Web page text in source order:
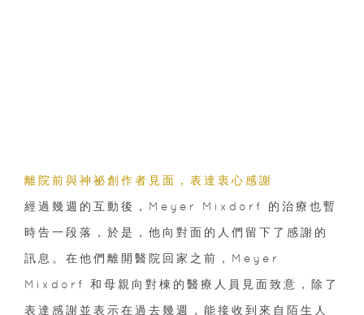
離院前與神祕創作者見面，表達衷心感謝
經過幾週的互動後，Meyer Mixdorf 的治療也暫
時告一段落，於是，他向對面的人們留下了感謝的
訊息。在他們離開醫院回家之前，Meyer
Mixdorf 和母親向對棟的醫療人員見面致意，除了
表達感謝並表示在過去幾週，能接收到來自陌生人